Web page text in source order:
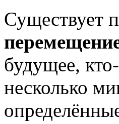
Существует
будущее,
несколько